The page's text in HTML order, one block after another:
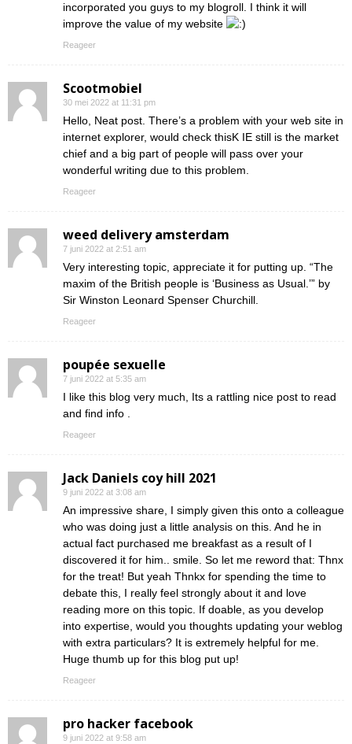
incorporated you guys to my blogroll. I think it will
improve the value of my website
Reageer
Scootmobiel
30 mei 2022 at 11:31 pm
Hello, Neat post. There’s a problem with your web site in
internet explorer, would check thisK IE still is the market
chief and a big part of people will pass over your
wonderful writing due to this problem.
Reageer
weed delivery amsterdam
7 juni 2022 at 2:51 am
Very interesting topic, appreciate it for putting up. “The
maxim of the British people is ‘Business as Usual.’” by
Sir Winston Leonard Spenser Churchill.
Reageer
poupée sexuelle
7 juni 2022 at 5:35 am
I like this blog very much, Its a rattling nice post to read
and find info .
Reageer
Jack Daniels coy hill 2021
9 juni 2022 at 3:08 am
An impressive share, I simply given this onto a colleague
who was doing just a little analysis on this. And he in
actual fact purchased me breakfast as a result of I
discovered it for him.. smile. So let me reword that: Thnx
for the treat! But yeah Thnkx for spending the time to
debate this, I really feel strongly about it and love
reading more on this topic. If doable, as you develop
into expertise, would you thoughts updating your weblog
with extra particulars? It is extremely helpful for me.
Huge thumb up for this blog put up!
Reageer
pro hacker facebook
9 juni 2022 at 9:58 am